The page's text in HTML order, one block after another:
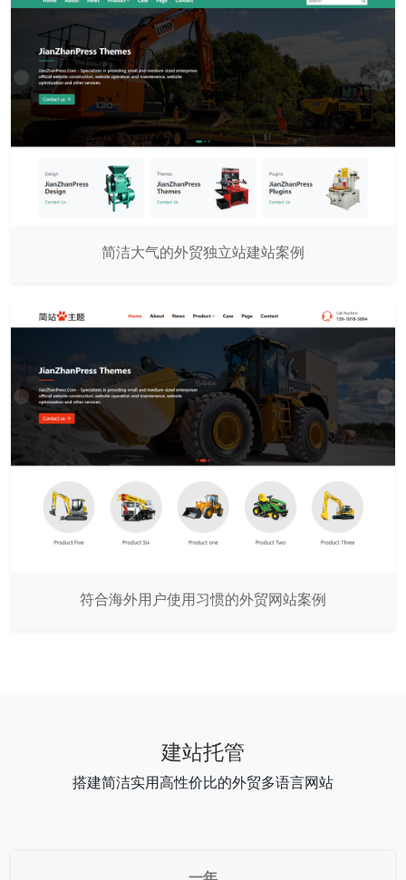
简洁大气的外贸独立站建站案例
符合海外用户使用习惯的外贸网站案例
建站托管
搭建简洁实用高性价比的外贸多语言网站